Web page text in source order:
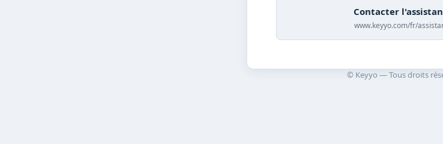
Contacter
www.keyyo.com/fr/
© Keyyo — Tous droits